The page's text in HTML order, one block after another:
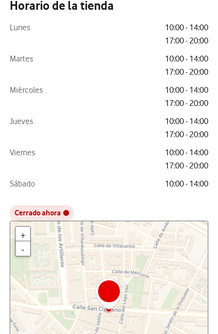
Horario de la tienda
Lunes
10:00 - 14:00
17:00 - 20:00
Martes
10:00 - 14:00
17:00 - 20:00
Miércoles
10:00 - 14:00
17:00 - 20:00
Jueves
10:00 - 14:00
17:00 - 20:00
Viernes
10:00 - 14:00
17:00 - 20:00
Sábado
10:00 - 14:00
Cerrado ahora
+
-